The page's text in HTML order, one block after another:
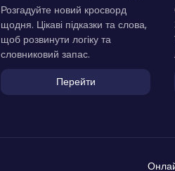
Розгадуйте новий кросворд
щодня. Цікаві підказки та слова,
щоб розвинути логіку та
словниковий запас.
Перейти